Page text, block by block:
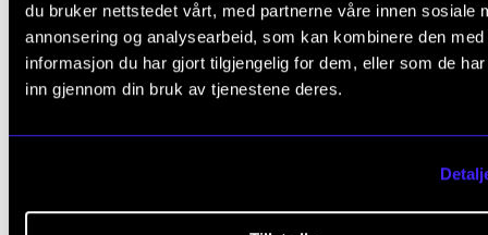
du bruker nettstedet vårt, med partnerne våre innen sosiale
annonsering og analysearbeid, som kan kombinere den med
informasjon du har gjort tilgjengelig for dem, eller som de
inn gjennom din bruk av tjenestene deres.
MUSIKKTERAPI